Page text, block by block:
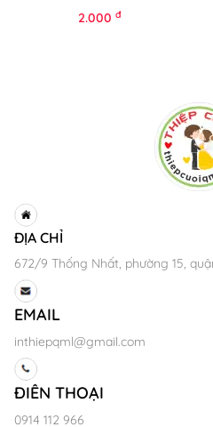
2.000 đ
ĐỊA CHỈ
672/9 Thống Nhất, phường 15,
EMAIL
inthiepqml@gmail.com
ĐIÊN THOẠI
0914 112 966